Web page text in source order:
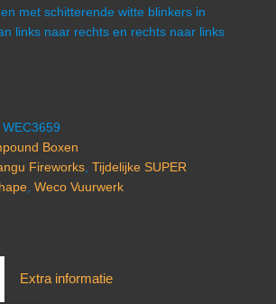
met schitterende witte blinkers in
links naar rechts en rechts naar links
WEC3659
Boxen
Fireworks Tijdelijke SUPER
Weco Vuurwerk
Extra informatie